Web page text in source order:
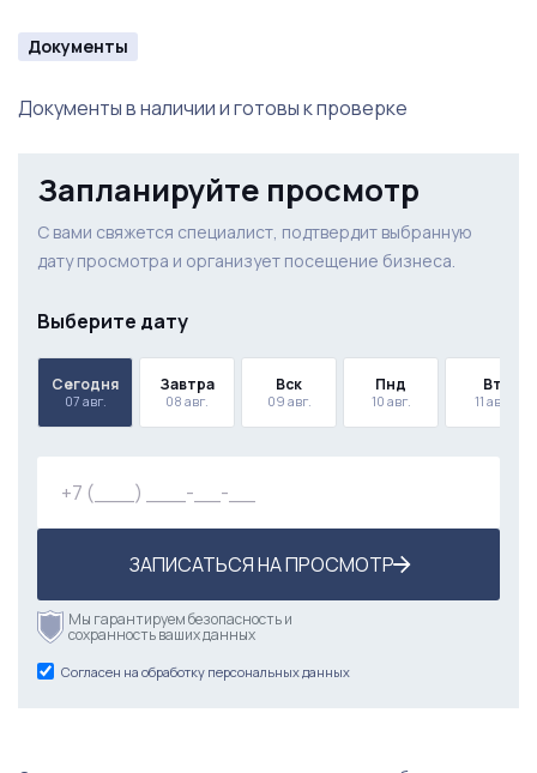
Документы
Документы в наличии и готовы к проверке
Запланируйте просмотр
С вами свяжется специалист, подтвердит выбранную
дату просмотра и организует посещение бизнеса.
Выберите дату
Сегодня
07 авг.
Завтра
08 авг.
Вск
09 авг.
Пнд
10 авг.
Вт
11 авг.
ЗАПИСАТЬСЯ НА ПРОСМОТР
Мы гарантируем безопасность и
сохранность ваших данных
Согласен на обработку персональных данных